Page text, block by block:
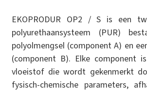
EKOPRODUR OP2 / S is een
polyurethaansysteem (PUR)
polyolmengsel (component A) en
(component B). Elke component
vloeistof die wordt gekenmerkt
fysisch-chemische parameters,